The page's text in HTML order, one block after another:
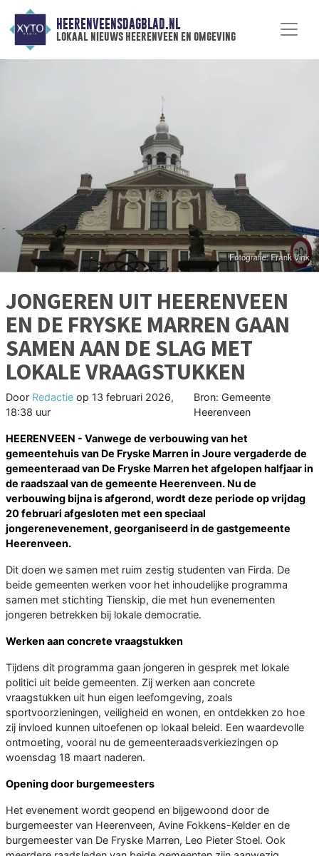
HEERENVEENSDAGBLAD.NL
lokaal nieuws heerenveen en omgeving
JONGEREN UIT HEERENVEEN
EN DE FRYSKE MARREN GAAN
SAMEN AAN DE SLAG MET
LOKALE VRAAGSTUKKEN
Door Redactie op 13 februari 2026,
18:38 uur
Bron: Gemeente
Heerenveen
HEERENVEEN - Vanwege de verbouwing van het
gemeentehuis van De Fryske Marren in Joure vergaderde de
gemeenteraad van De Fryske Marren het afgelopen halfjaar in
de raadszaal van de gemeente Heerenveen. Nu de
verbouwing bijna is afgerond, wordt deze periode op vrijdag
20 februari afgesloten met een speciaal
jongerenevenement, georganiseerd in de gastgemeente
Heerenveen.
Dit doen we samen met ruim zestig studenten van Firda. De
beide gemeenten werken voor het inhoudelijke programma
samen met stichting Tienskip, die met hun evenementen
jongeren betrekken bij lokale democratie.
Werken aan concrete vraagstukken
Tijdens dit programma gaan jongeren in gesprek met lokale
politici uit beide gemeenten. Zij werken aan concrete
vraagstukken uit hun eigen leefomgeving, zoals
sportvoorzieningen, veiligheid en wonen, en ontdekken zo hoe
zij invloed kunnen uitoefenen op lokaal beleid. Een waardevolle
ontmoeting, vooral nu de gemeenteraadsverkiezingen op
woensdag 18 maart naderen.
Opening door burgemeesters
Het evenement wordt geopend en bijgewoond door de
burgemeester van Heerenveen, Avine Fokkens-Kelder en de
burgemeester van De Fryske Marren, Leo Pieter Stoel. Ook